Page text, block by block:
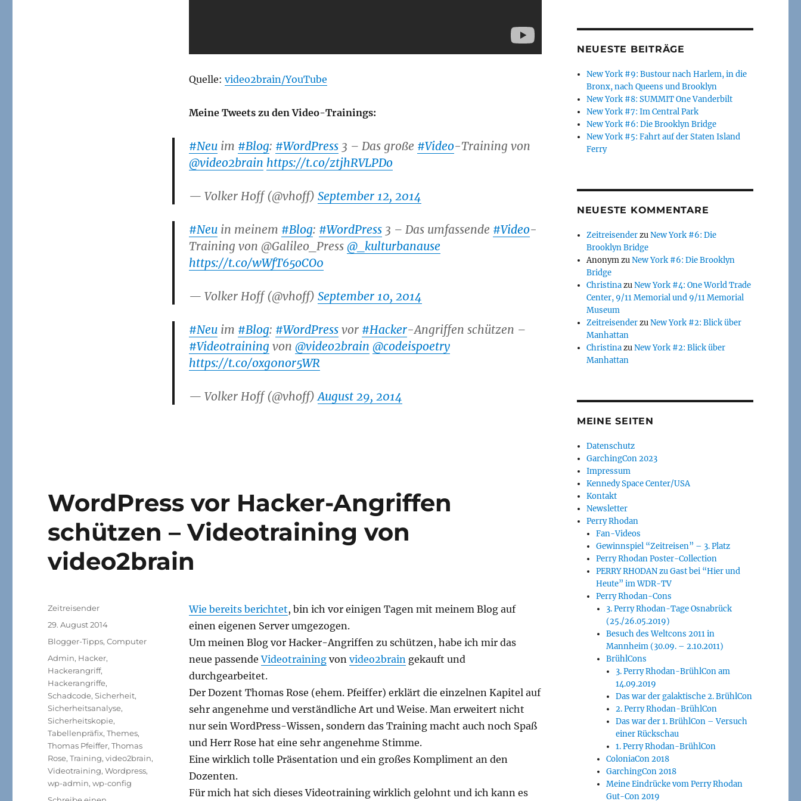
Quelle: video2brain/YouTube
Meine Tweets zu den Video-Trainings:
#Neuim #Blog: #WordPress3 – Das große #Video-Training von
@video2brain https://t.co/ztjhRVLPDo
— Volker Hoff (@vhoff) September 12, 2014
#Neuin meinem #Blog: #WordPress3 – Das umfassende #Video-
Training von @Galileo_Press @_kulturbanause
https://t.co/wWfT65oCO0
— Volker Hoff (@vhoff) September 10, 2014
#Neuim #Blog: #WordPressvor #Hacker-Angriffen schützen –
#Videotraining von @video2brain @codeispoetry
https://t.co/oxg0nor5WR
— Volker Hoff (@vhoff) August 29, 2014
WordPress vor Hacker-Angriffen
schützen – Videotraining von
video2brain
Wie bereits berichtet, bin ich vor einigen Tagen mit meinem Blog auf
einen eigenen Server umgezogen.
Um meinen Blog vor Hacker-Angriffen zu schützen, habe ich mir das
neue passendeVideotrainingvon video2brain gekauft und
durchgearbeitet.
Der Dozent Thomas Rose (ehem. Pfeiffer) erklärt die einzelnen Kapitel auf
sehr angenehme und verständliche Art und Weise. Man erweitert nicht
nur sein WordPress-Wissen, sondern das Training macht auch noch Spaß
und Herr Rose hat eine sehr angenehme Stimme.
Eine wirklich tolle Präsentation und ein großes Kompliment an den
Dozenten.
Für mich hat sich dieses Videotraining wirklich gelohnt und ich kann es
Autor
Zeitreisender
Veröffentlicht
am
29. August 2014
Kategorien
Blogger-Tipps,Computer
Schlagwörter
Admin, Hacker,
Hackerangriff,
Hackerangriffe,
Schadcode,Sicherheit,
Sicherheitsanalyse,
Sicherheitskopie,
Tabellenpräfix,Themes,
Thomas Pfeiffer,Thomas
Rose,Training,video2brain,
Videotraining,Wordpress,
wp-admin,wp-config
NEUESTE BEITRÄGE
New York #9: Bustour nach Harlem, in die
Bronx, nach Queens und Brooklyn
New York #8: SUMMIT One Vanderbilt
New York #7: Im Central Park
New York #6: Die Brooklyn Bridge
New York #5: Fahrt auf der Staten Island
Ferry
NEUESTE KOMMENTARE
ZeitreisenderzuNew York #6: Die
Brooklyn Bridge
AnonymzuNew York #6: Die Brooklyn
Bridge
ChristinazuNew York #4: One World Trade
Center, 9/11 Memorial und 9/11 Memorial
Museum
ZeitreisenderzuNew York #2: Blick über
Manhattan
ChristinazuNew York #2: Blick über
Manhattan
MEINE SEITEN
Datenschutz
GarchingCon 2023
Impressum
Kennedy Space Center/USA
Kontakt
Newsletter
Perry Rhodan
Fan-Videos
Gewinnspiel “Zeitreisen” – 3. Platz
Perry Rhodan Poster-Collection
PERRY RHODAN zu Gast bei “Hier und
Heute” im WDR-TV
Perry Rhodan-Cons
3. Perry Rhodan-Tage Osnabrück
(25./26.05.2019)
Besuch des Weltcons 2011 in
Mannheim (30.09. – 2.10.2011)
BrühlCons
3. Perry Rhodan-BrühlCon am
14.09.2019
Das war der galaktische 2. BrühlCon
2. Perry Rhodan-BrühlCon
Das war der 1. BrühlCon – Versuch
einer Rückschau
1. Perry Rhodan-BrühlCon
ColoniaCon 2018
GarchingCon 2018
Meine Eindrücke vom Perry Rhodan
Gut-Con 2019